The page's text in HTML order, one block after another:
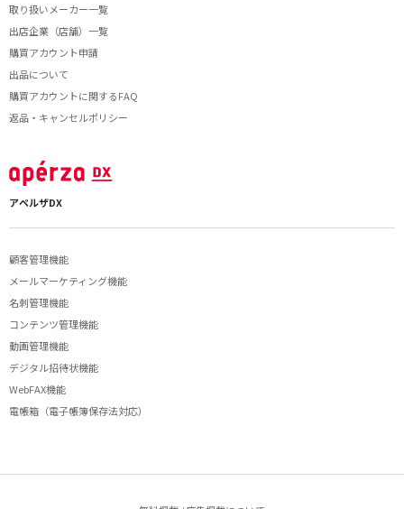
取り扱いメーカー一覧
出店企業（店舗）一覧
購買アカウント申請
出品について
購買アカウントに関するFAQ
返品・キャンセルポリシー
アペルザDX
顧客管理機能
メールマーケティング機能
名刺管理機能
コンテンツ管理機能
動画管理機能
デジタル招待状機能
WebFAX機能
電帳箱（電子帳簿保存法対応）